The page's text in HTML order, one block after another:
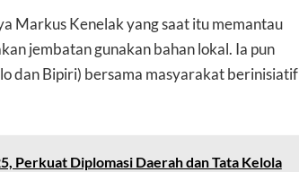
Markus Kenelak yang saat itu memantau
jembatan gunakan bahan lokal. Ia pun
dan Bipiri) bersama masyarakat berinisiatif
Perkuat Diplomasi Daerah dan Tata Kelola